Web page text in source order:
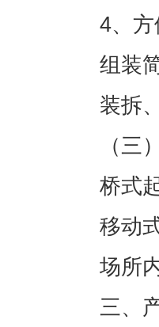
4、
组装
装拆
（三
桥式
移动
场所
三、